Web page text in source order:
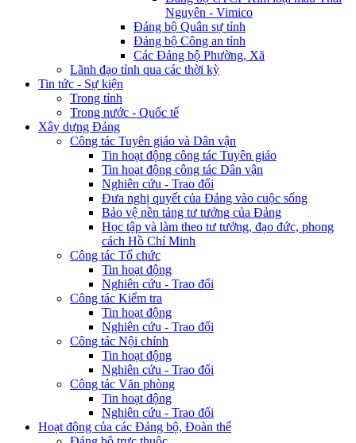
Nguyên - Vimico
Đảng bộ Quân sự tỉnh
Đảng bộ Công an tỉnh
Các Đảng bộ Phường, Xã
Lãnh đạo tỉnh qua các thời kỳ
Tin tức - Sự kiện
Trong tỉnh
Trong nước - Quốc tế
Xây dựng Đảng
Công tác Tuyên giáo và Dân vận
Tin hoạt động công tác Tuyên giáo
Tin hoạt động công tác Dân vận
Nghiên cứu - Trao đổi
Đưa nghị quyết của Đảng vào cuộc sống
Bảo vệ nền tảng tư tưởng của Đảng
Học tập và làm theo tư tưởng, đạo đức, phong
cách Hồ Chí Minh
Công tác Tổ chức
Tin hoạt động
Nghiên cứu - Trao đổi
Công tác Kiểm tra
Tin hoạt động
Nghiên cứu - Trao đổi
Công tác Nội chính
Tin hoạt động
Nghiên cứu - Trao đổi
Công tác Văn phòng
Tin hoạt động
Nghiên cứu - Trao đổi
Hoạt động của các Đảng bộ, Đoàn thể